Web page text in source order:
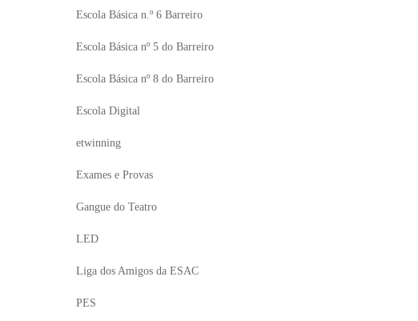
Escola Básica n.º 6 Barreiro
Escola Básica nº 5 do Barreiro
Escola Básica nº 8 do Barreiro
Escola Digital
etwinning
Exames e Provas
Gangue do Teatro
LED
Liga dos Amigos da ESAC
PES